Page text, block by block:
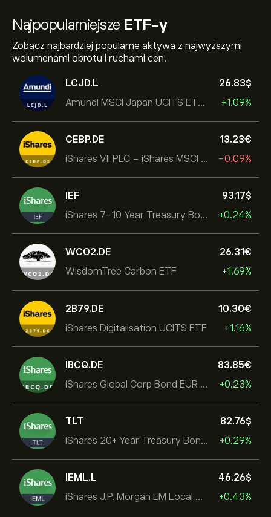
Najpopularniejsze ETF-y
Zobacz najbardziej popularne aktywa z najwyższymi
wolumenami obrotu i ruchami cen.
LCJD.L
Amundi MSCI Japan UCITS ETF Acc
26.83‎$‎
+1.09%
CEBP.DE
iShares VII PLC - iShares MSCI EMU USD Hedged UCITS ETF
13.23‎€‎
-0.09%
IEF
iShares 7-10 Year Treasury Bond ETF
93.17‎$‎
+0.24%
WCO2.DE
WisdomTree Carbon ETF
26.31‎€‎
+1.69%
2B79.DE
iShares Digitalisation UCITS ETF
10.30‎€‎
+1.16%
IBCQ.DE
iShares Global Corp Bond EUR Hedged UCITS ETF Dist
83.85‎€‎
+0.23%
TLT
iShares 20+ Year Treasury Bond ETF
82.76‎$‎
+0.29%
IEML.L
iShares J.P. Morgan EM Local Govt Bond UCITS ETF
46.26‎$‎
+0.43%